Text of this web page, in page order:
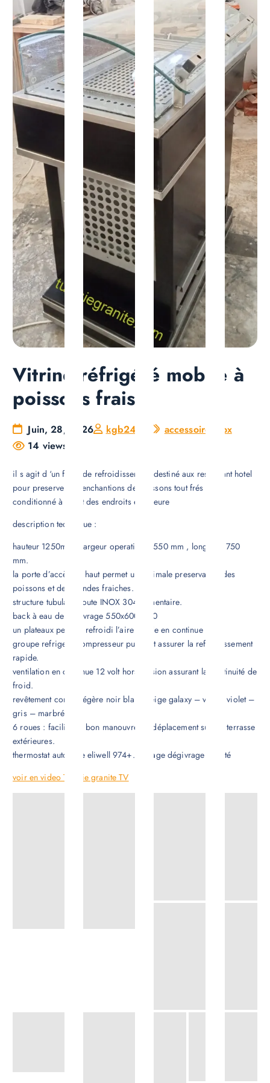
Vitrine réfrigéré mobile à
poissons frais
Juin, 28, 2026 kgb2423
accessoire inox
14 views
il s agit d ‘un frigo de refroidissement destiné aux restaurant hotel
pour preserver les enchantions de poissons tout frés et
conditionné à labrit des endroits extérieure
description technique :
hauteur 1250mm , largeur operationel 550 mm , longueur 750
mm.
la porte d’accès de haut permet un optimale preservation des
poissons et des viandes fraiches.
structure tubulaire toute INOX 304 alimentaire.
back à eau de dégivrage 550x600x250
un plateaux perforé refroidi l’aire froide en continue
groupe refrigeré compresseur puissant assurer la refroidissement
rapide.
ventilation en continue 12 volt hors tension assurant la continuité de
froid.
revêtement corion légère noir blanc beige galaxy – vert – violet –
gris – marbré –
6 roues : facilite un bon manouvre de déplacement sur les terrasse
extérieures.
thermostat automate eliwell 974+. givrage dégivrage assisté
voir en video Tunisie granite TV